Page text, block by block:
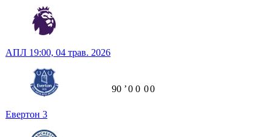
АПЛ 19:00, 04 трав. 2026
Евертон 3
90 ʼ0 0 00